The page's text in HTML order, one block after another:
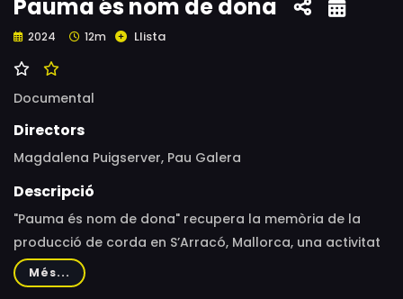
Pauma és nom de dona
2024 12m Llista
Documental
Directors
Magdalena Puigserver, Pau Galera
Descripció
"Pauma és nom de dona" recupera la memòria de la
producció de corda en S’Arracó, Mallorca, una activitat
que va impactar l'economia familiar i l'autonomia de les
dones. Treballant des de casa, intercanviaven la corda
Més...